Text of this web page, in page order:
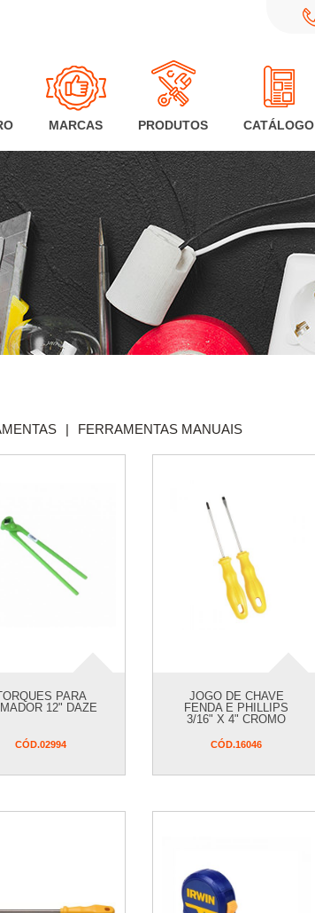
MARCAS PRODUTOS CATÁLOGO
| FERRAMENTAS MANUAIS
PARA
12" DAZE
CÓD.02994
JOGO DE CHAVE
FENDA E PHILLIPS
3/16" X 4" CROMO
- 2 UNIDADES
CÓD.16046